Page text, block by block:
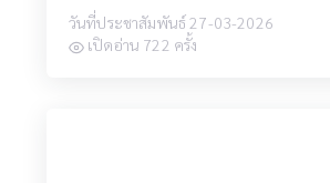
วันที่ประชาสัมพันธ์ 27-03-2026
เปิดอ่าน 722 ครั้ง